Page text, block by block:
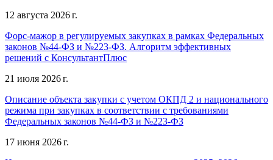
12 августа 2026 г.
Форс-мажор в регулируемых закупках в рамках Федеральных
законов №44-ФЗ и №223-ФЗ. Алгоритм эффективных
решений с КонсультантПлюс
21 июля 2026 г.
Описание объекта закупки с учетом ОКПД 2 и национального
режима при закупках в соответствии с требованиями
Федеральных законов №44-ФЗ и №223-ФЗ
17 июня 2026 г.